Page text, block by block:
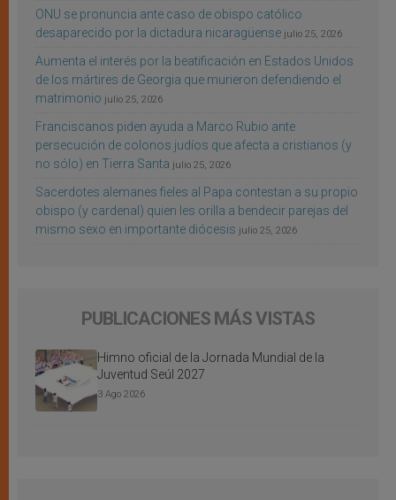
ONU se pronuncia ante caso de obispo católico
desaparecido por la dictadura nicaragüense julio 25, 2026
Aumenta el interés por la beatificación en Estados Unidos
de los mártires de Georgia que murieron defendiendo el
matrimonio julio 25, 2026
Franciscanos piden ayuda a Marco Rubio ante
persecución de colonos judíos que afecta a cristianos (y
no sólo) en Tierra Santa julio 25, 2026
Sacerdotes alemanes fieles al Papa contestan a su propio
obispo (y cardenal) quien les orilla a bendecir parejas del
mismo sexo en importante diócesis julio 25, 2026
PUBLICACIONES MÁS VISTAS
Himno oficial de la Jornada Mundial de la
Juventud Seúl 2027
3 Ago 2026